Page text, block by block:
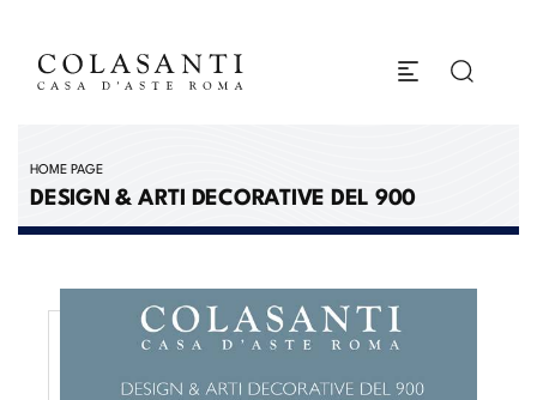
HOME PAGE
DESIGN & ARTI DECORATIVE DEL 900